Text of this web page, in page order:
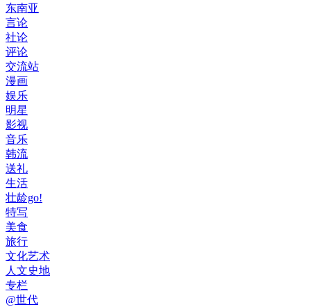
东南亚
言论
社论
评论
交流站
漫画
娱乐
明星
影视
音乐
韩流
送礼
生活
壮龄go!
特写
美食
旅行
文化艺术
人文史地
专栏
@世代